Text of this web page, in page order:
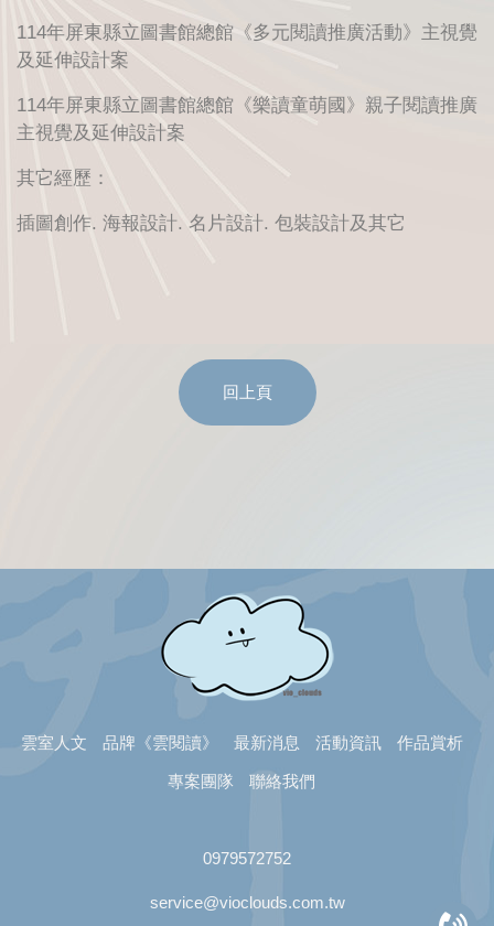
114年屏東縣立圖書館總館《多元閱讀推廣活動》主視覺
及延伸設計案
114年屏東縣立圖書館總館《樂讀童萌國》親子閱讀推廣
主視覺及延伸設計案
其它經歷：
插圖創作. 海報設計. 名片設計. 包裝設計及其它
回上頁
雲室人文 品牌《雲閱讀》 最新消息 活動資訊 作品賞析
專案團隊 聯絡我們
0979572752
service@vioclouds.com.tw